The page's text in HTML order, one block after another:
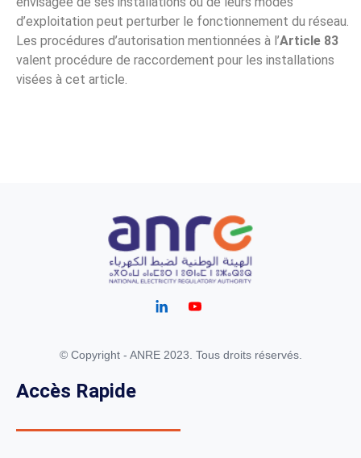
d’exploitation peut perturber le fonctionnement du réseau.
Les procédures d’autorisation mentionnées à l’Article 83
valent procédure de raccordement pour les installations
visées à cet article.
© Copyright - ANRE 2023. Tous droits réservés.
Accès Rapide